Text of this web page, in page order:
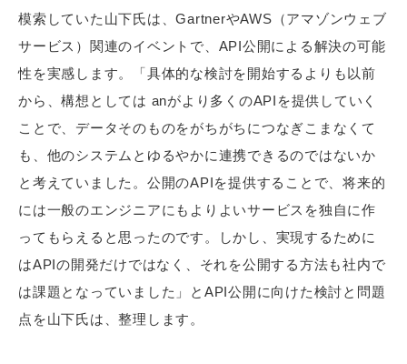
模索していた山下氏は、GartnerやAWS（アマゾンウェブ
サービス）関連のイベントで、API公開による解決の可能
性を実感します。「具体的な検討を開始するよりも以前
から、構想としては anがより多くのAPIを提供していく
ことで、データそのものをがちがちにつなぎこまなくて
も、他のシステムとゆるやかに連携できるのではないか
と考えていました。公開のAPIを提供することで、将来的
には一般のエンジニアにもよりよいサービスを独自に作
ってもらえると思ったのです。しかし、実現するために
はAPIの開発だけではなく、それを公開する方法も社内で
は課題となっていました」とAPI公開に向けた検討と問題
点を山下氏は、整理します。